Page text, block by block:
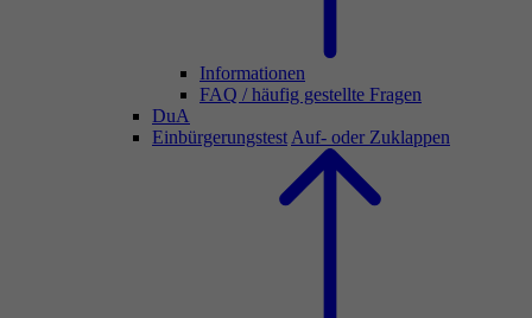
Informationen
FAQ / häufig gestellte Fragen
DuA
Einbürgerungstest Auf- oder Zuklappen